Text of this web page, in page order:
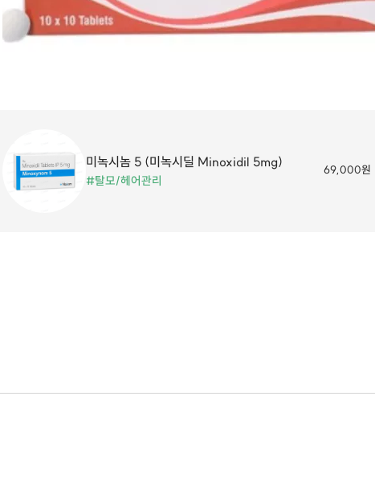
미녹시놈 5 (미녹시딜 Minoxidil 5mg)
#탈모/헤어관리
69,000원